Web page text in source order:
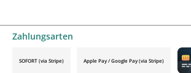
Zahlungsarten
SOFORT (via Stripe) Apple Pay / Google Pay (via Stripe)